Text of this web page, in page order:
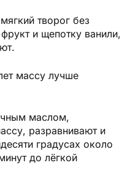
творог без
и щепотку ванили,
массу лучше
маслом,
разравнивают и
градусах около
до лёгкой